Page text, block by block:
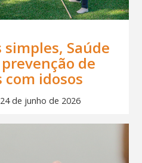
Saúde
de
idosos
de junho de 2026